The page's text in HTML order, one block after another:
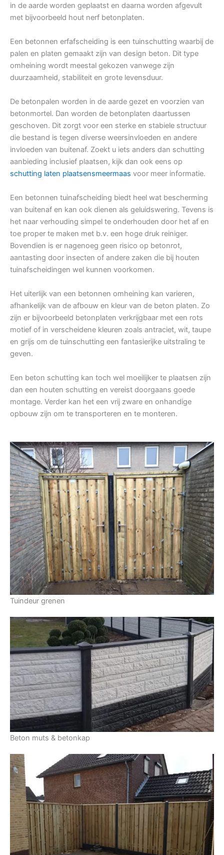
in de aarde worden geplaatst en daarna worden afgevult
met bijvoorbeeld hout nerf betonplaten.
Een betonnen erfafscheiding is een tuinschutting waarbij de
palen en platen gemaakt zijn van design beton. Dit type
omheining wordt meestal gekozen vanwege zijn
duurzaamheid, stabiliteit en grote levensduur.
De betonpalen worden in de aarde gezet en voorzien van
betonmortel. Dan worden de betonplaten daartussen
geschoven. Dit zorgt voor een sterke en stabiele structuur
die bestand is tegen diverse weersinvloeden en andere
invloeden van buitenaf. Zoekt u iets anders dan schutting
aanbieding inclusief plaatsen, kijk dan ook eens op
schutting laten plaatsensmeermaas voor meer informatie.
Een betonnen tuinafscheiding biedt heel wat bescherming
van buitenaf en kan ook dienen als geluidswering. Tevens is
het naar verhouding simpel te onderhouden door het af en
toe proper te maken met b.v. een hoge druk reiniger.
Bovendien is er nagenoeg geen risico op betonrot,
aantasting door insecten of andere zaken die bij houten
tuinafscheidingen wel kunnen voorkomen.
Het uiterlijk van een betonnen omheining kan varieren,
afhankelijk van de afbouw en kleur van de beton platen. Zo
zijn er bijvoorbeeld betonplaten verkrijgbaar met een rots
motief of in verscheidene kleuren zoals antraciet, wit, taupe
en grijs om de tuinschutting een fantasierijke uitstraling te
geven.
Een beton schutting kan toch wel moeilijker te plaatsen zijn
dan een houten schutting en vereist doorgaans goede
montage. Verder kan het een vrij zware en onhandige
opbouw zijn om te transporteren en te monteren.
Tuindeur grenen
Beton muts & betonkap